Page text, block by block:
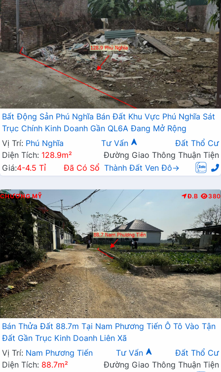
Bất Động Sản Phú Nghĩa Bán Đất Khu Vực Phú Nghĩa Sát
Trục Chính Kinh Doanh Gần QL6A Đang Mở Rộng
Vị Trí: Phú Nghĩa Tư Vấn
Đất Thổ Cư
Diện Tích: 128.9m²
Đường Giao Thông Thuận Tiện
Giá:4-4.5 Tỉ Đã Có Sổ Thành Đất Ven Đô→
CHƯƠNG MỸ Đ.B 380
Bán Thửa Đất 88.7m Tại Nam Phương Tiến Ô Tô Vào Tận
Đất Gần Trục Kinh Doanh Liên Xã
Vị Trí: Nam Phương Tiến Tư Vấn
Đất Thổ Cư
Diện Tích: 88.7m²
Đường Giao Thông Thuận Tiện